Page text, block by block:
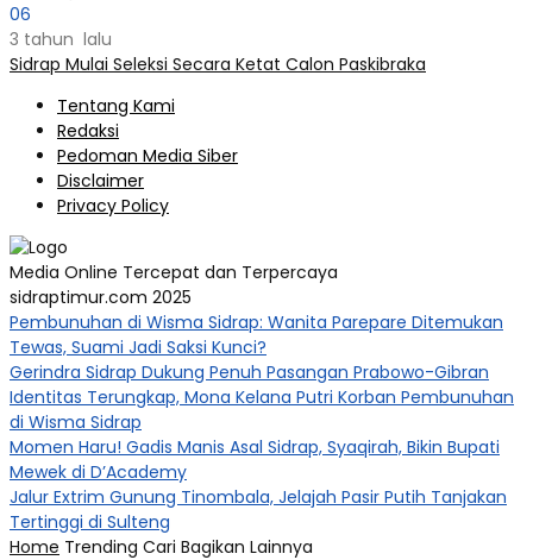
06
3 tahun lalu
Sidrap Mulai Seleksi Secara Ketat Calon Paskibraka
Tentang Kami
Redaksi
Pedoman Media Siber
Disclaimer
Privacy Policy
Media Online Tercepat dan Terpercaya
sidraptimur.com 2025
Pembunuhan di Wisma Sidrap: Wanita Parepare Ditemukan
Tewas, Suami Jadi Saksi Kunci?
Gerindra Sidrap Dukung Penuh Pasangan Prabowo-Gibran
Identitas Terungkap, Mona Kelana Putri Korban Pembunuhan
di Wisma Sidrap
Momen Haru! Gadis Manis Asal Sidrap, Syaqirah, Bikin Bupati
Mewek di D’Academy​
Jalur Extrim Gunung Tinombala, Jelajah Pasir Putih Tanjakan
Tertinggi di Sulteng
Home Trending Cari Bagikan Lainnya